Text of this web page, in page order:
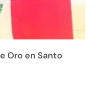
Oro en Santo